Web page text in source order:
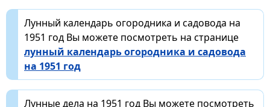
Лунный календарь огородника и садовода на
1951 год Вы можете посмотреть на странице
лунный календарь огородника и садовода
на 1951 год
Лунные дела на 1951 год Вы можете посмотреть